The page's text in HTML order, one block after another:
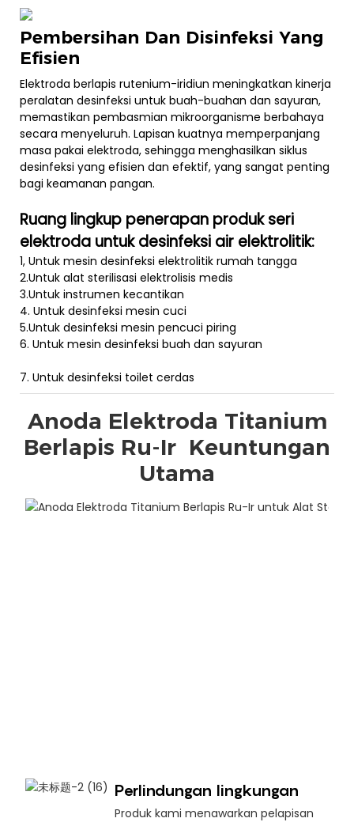
Pembersihan Dan Disinfeksi Yang
Efisien
Elektroda berlapis rutenium-iridiun meningkatkan kinerja
peralatan desinfeksi untuk buah-buahan dan sayuran,
memastikan pembasmian mikroorganisme berbahaya
secara menyeluruh. Lapisan kuatnya memperpanjang
masa pakai elektroda, sehingga menghasilkan siklus
desinfeksi yang efisien dan efektif, yang sangat penting
bagi keamanan pangan.
Ruang lingkup penerapan produk seri
elektroda untuk desinfeksi air elektrolitik:
1, Untuk mesin desinfeksi elektrolitik rumah tangga
2.Untuk alat sterilisasi elektrolisis medis
3.Untuk instrumen kecantikan
4. Untuk desinfeksi mesin cuci
5.Untuk desinfeksi mesin pencuci piring
6. Untuk mesin desinfeksi buah dan sayuran
7. Untuk desinfeksi toilet cerdas
Anoda Elektroda Titanium
Berlapis Ru-Ir Keuntungan
Utama
Perlindungan lingkungan
Produk kami menawarkan pelapisan